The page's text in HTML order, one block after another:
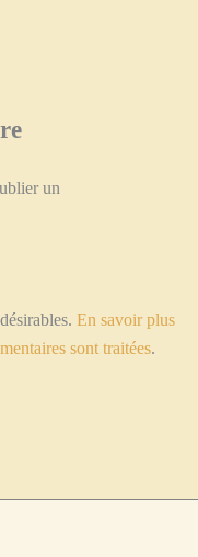
un
En savoir plus
sont traitées.